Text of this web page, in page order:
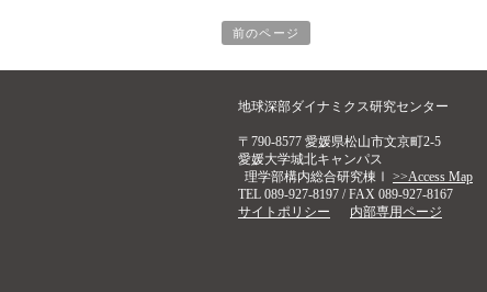
前のページ
地球深部ダイナミクス研究センター
〒790-8577 愛媛県松山市文京町2-5
愛媛大学城北キャンパス
理学部構内総合研究棟Ⅰ >>Access Map
TEL 089-927-8197 / FAX 089-927-8167
サイトポリシー
内部専用ページ